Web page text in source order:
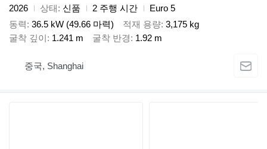
2026
상태 신품 2 주행 시간
Euro 5
동력 36.5 kW (49.66 마력) 적재 용량 3,175 kg
굴착 깊이
1.241 m 굴착 반경 1.92 m
중국, Shanghai